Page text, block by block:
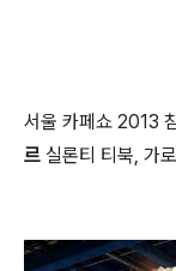
서울 카페쇼 2013
르 실론티 티북, 가